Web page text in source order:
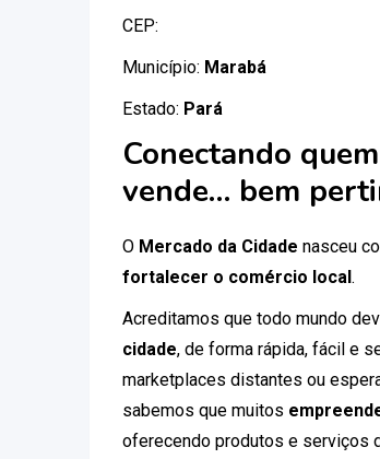
CEP:
Município: Marabá
Estado: Pará
Conectando
vende… bem
O Mercado da Cidade nasceu
fortalecer o comércio local.
Acreditamos que todo mundo
cidade, de forma rápida, fácil e
marketplaces distantes ou
sabemos que muitos
oferecendo produtos e serviços